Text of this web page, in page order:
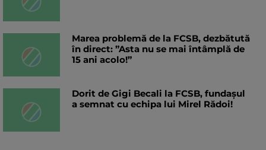
Marea problemă de la FCSB, dezbătută
în direct: ”Asta nu se mai întâmplă de
15 ani acolo!”
Dorit de Gigi Becali la FCSB, fundașul
a semnat cu echipa lui Mirel Rădoi!